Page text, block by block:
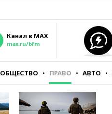
Канал в MAX
max.ru/bfm
ОБЩЕСТВО ПРАВО АВТО